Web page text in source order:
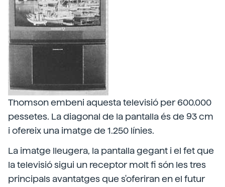
Thomson embeni aquesta televisió per 600.000
pessetes. La diagonal de la pantalla és de 93 cm
i ofereix una imatge de 1.250 línies.
La imatge lleugera, la pantalla gegant i el fet que
la televisió sigui un receptor molt fi són les tres
principals avantatges que s'oferiran en el futur